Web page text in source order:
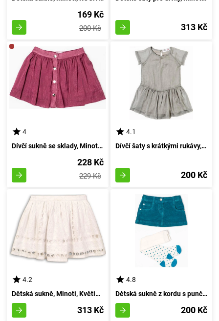
169 Kč
200 Kč 313 Kč
4
Dívčí sukně se sklady, Minoti, RŮŽOVÉ DŘEVO 4, červená - velikost 152/158 | pro věk 12/13 let
228 Kč
229 Kč
4.1
Dívčí šaty s krátkými rukávy, plisovaná sukně, Minoti, BARVU RŮŽOVÉHO DŘEVA 6, šedé - velikost 98/104 | pro věk 3-4 let
200 Kč
4.2
Dětská sukně, Minoti, Květina hortenzie 10, bílá - velikost 98/104 | pro věk 3/4 let
313 Kč
4.8
Dětská sukně z kordu s punčochami, Minoti, MAGICKÝ 3, modrá - velikost 98/104 | pro věk 3-4 let
200 Kč